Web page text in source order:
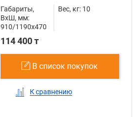
Габариты,
ВxШ, мм:
910/1190x470
Вес, кг: 10
114 400 т
В список покупок
К сравнению